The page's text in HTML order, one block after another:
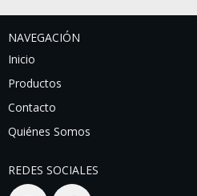
NAVEGACIÓN
Inicio
Productos
Contacto
Quiénes Somos
REDES SOCIALES